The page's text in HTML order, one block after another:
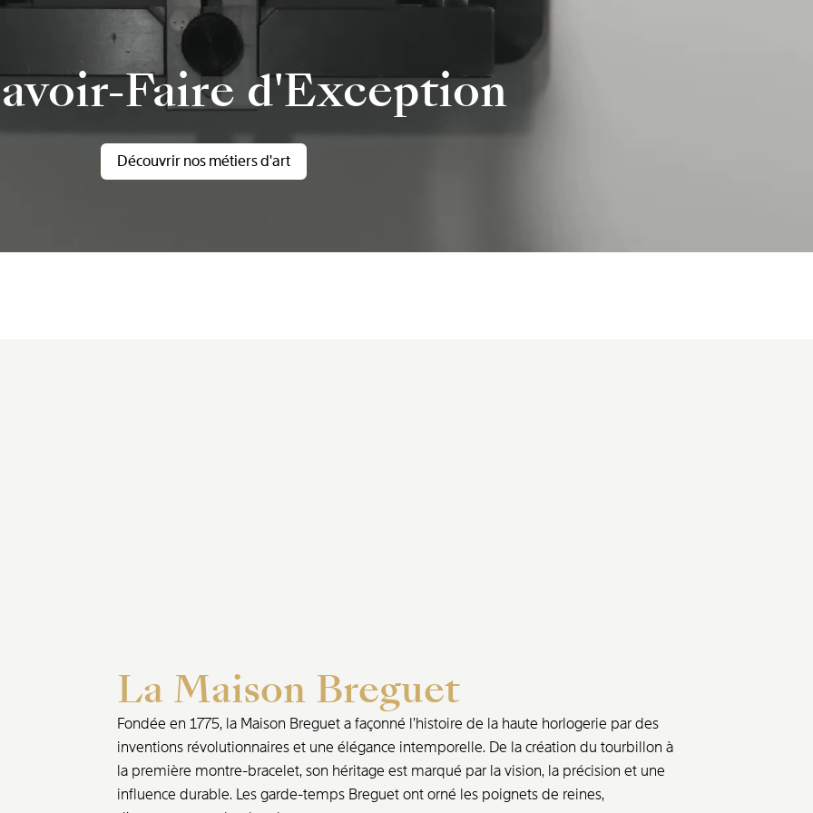
Faire d'Exception
Découvrir nos métiers d'art
La Maison Breguet
Fondée en 1775, la Maison Breguet a façonné l’histoire de la haute horlogerie par des
inventions révolutionnaires et une élégance intemporelle. De la création du tourbillon à
la première montre-bracelet, son héritage est marqué par la vision, la précision et une
influence durable. Les garde-temps Breguet ont orné les poignets de reines,